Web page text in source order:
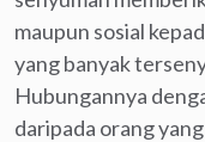
maupun sosial
yang banyak
Hubungannya
daripada orang